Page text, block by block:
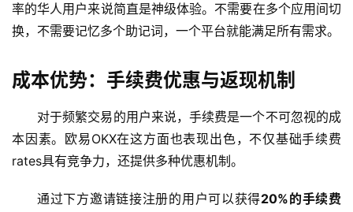
率的华人用户来说简直是神级体验。不需要在多个应用间切
换，不需要记忆多个助记词，一个平台就能满足所有需求。
成本优势：手续费优惠与返现机制
对于频繁交易的用户来说，手续费是一个不可忽视的成
本因素。欧易OKX在这方面也表现出色，不仅基础手续费
rates具有竞争力，还提供多种优惠机制。
通过下方邀请链接注册的用户可以获得20%的手续费